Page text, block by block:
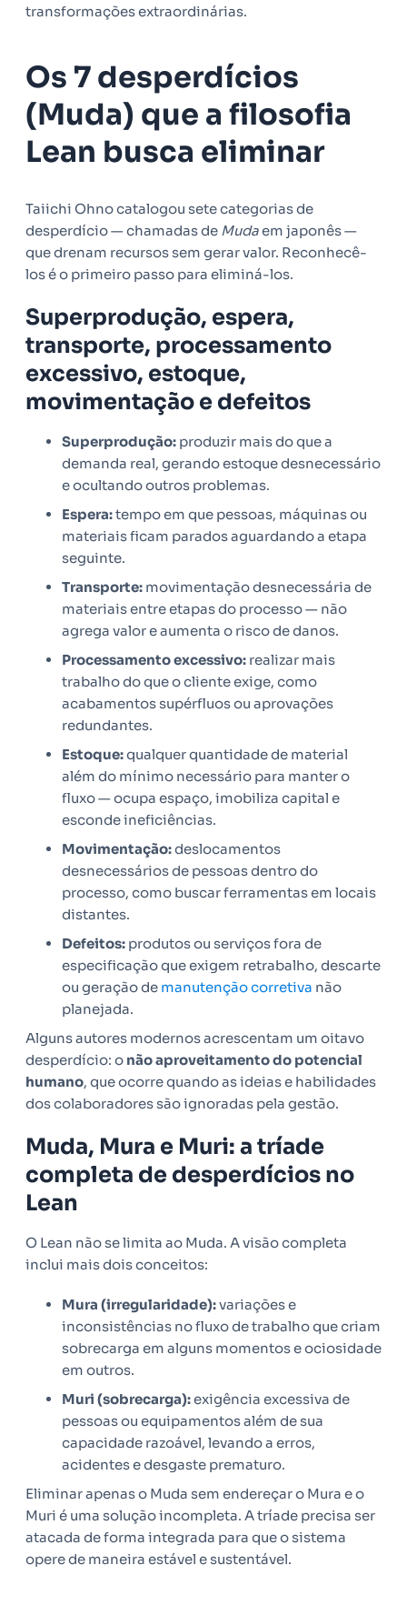
transformações extraordinárias.
Os 7 desperdícios
(Muda) que a filosofia
Lean busca eliminar
Taiichi Ohno catalogou sete categorias de
desperdício — chamadas de Mudaem japonês —
que drenam recursos sem gerar valor. Reconhecê-
los é o primeiro passo para eliminá-los.
Superprodução, espera,
transporte, processamento
excessivo, estoque,
movimentação e defeitos
Superprodução: produzir mais do que a
demanda real, gerando estoque desnecessário
e ocultando outros problemas.
Espera:tempo em que pessoas, máquinas ou
materiais ficam parados aguardando a etapa
seguinte.
Transporte: movimentação desnecessária de
materiais entre etapas do processo — não
agrega valor e aumenta o risco de danos.
Processamento excessivo: realizar mais
trabalho do que o cliente exige, como
acabamentos supérfluos ou aprovações
redundantes.
Estoque:qualquer quantidade de material
além do mínimo necessário para manter o
fluxo — ocupa espaço, imobiliza capital e
esconde ineficiências.
Movimentação:deslocamentos
desnecessários de pessoas dentro do
processo, como buscar ferramentas em locais
distantes.
Defeitos: produtos ou serviços fora de
especificação que exigem retrabalho, descarte
ou geração de manutenção corretiva não
planejada.
Alguns autores modernos acrescentam um oitavo
desperdício: o não aproveitamento do potencial
humano, que ocorre quando as ideias e habilidades
dos colaboradores são ignoradas pela gestão.
Muda, Mura e Muri: a tríade
completa de desperdícios no
Lean
O Lean não se limita ao Muda. A visão completa
inclui mais dois conceitos:
Mura (irregularidade):variações e
inconsistências no fluxo de trabalho que criam
sobrecarga em alguns momentos e ociosidade
em outros.
Muri (sobrecarga):exigência excessiva de
pessoas ou equipamentos além de sua
capacidade razoável, levando a erros,
acidentes e desgaste prematuro.
Eliminar apenas o Muda sem endereçar o Mura e o
Muri é uma solução incompleta. A tríade precisa ser
atacada de forma integrada para que o sistema
opere de maneira estável e sustentável.